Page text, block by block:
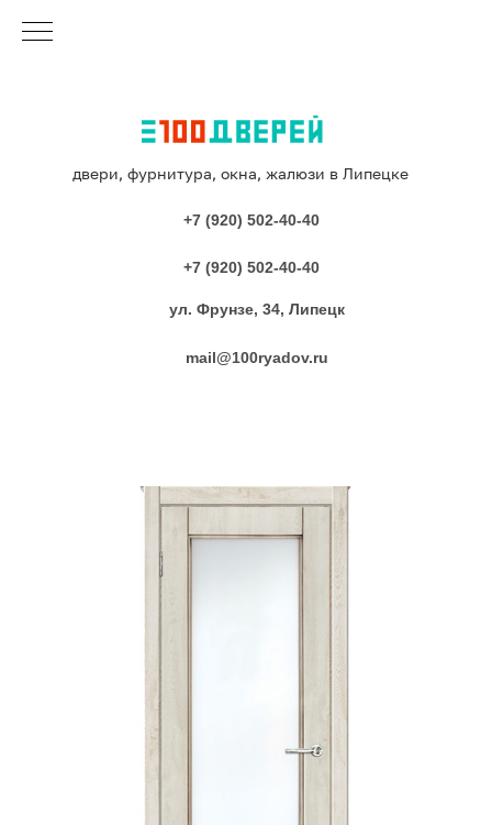
двери, фурнитура, окна, жалюзи в Липецке
+7 (920) 502-40-40
+7 (920) 502-40-40
ул. Фрунзе, 34, Липецк
mail@100ryadov.ru